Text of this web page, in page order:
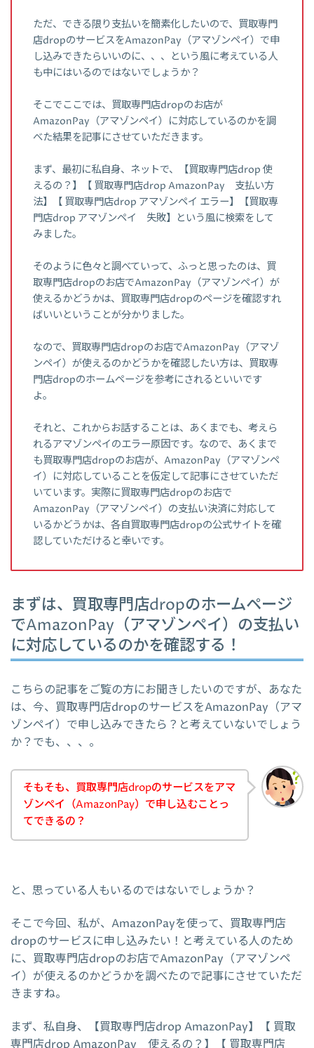
ただ、できる限り支払いを簡素化したいので、買取専門
店dropのサービスをAmazonPay（アマゾンペイ）で申
し込みできたらいいのに、、、という風に考えている人
も中にはいるのではないでしょうか？
そこでここでは、買取専門店dropのお店が
AmazonPay（アマゾンペイ）に対応しているのかを調
べた結果を記事にさせていただきます。
まず、最初に私自身、ネットで、【買取専門店drop 使
えるの？】【 買取専門店drop AmazonPay 支払い方
法】【 買取専門店drop アマゾンペイ エラー】【買取専
門店drop アマゾンペイ 失敗】という風に検索をして
みました。
そのように色々と調べていって、ふっと思ったのは、買
取専門店dropのお店でAmazonPay（アマゾンペイ）が
使えるかどうかは、買取専門店dropのページを確認すれ
ばいいということが分かりました。
なので、買取専門店dropのお店でAmazonPay（アマゾ
ンペイ）が使えるのかどうかを確認したい方は、買取専
門店dropのホームページを参考にされるといいです
よ。
それと、これからお話することは、あくまでも、考えら
れるアマゾンペイのエラー原因です。なので、あくまで
も買取専門店dropのお店が、AmazonPay（アマゾンペ
イ）に対応していることを仮定して記事にさせていただ
いています。実際に買取専門店dropのお店で
AmazonPay（アマゾンペイ）の支払い決済に対応して
いるかどうかは、各自買取専門店dropの公式サイトを確
認していただけると幸いです。
まずは、買取専門店dropのホームページ
でAmazonPay（アマゾンペイ）の支払い
に対応しているのかを確認する！
こちらの記事をご覧の方にお聞きしたいのですが、あなた
は、今、買取専門店dropのサービスをAmazonPay（アマ
ゾンペイ）で申し込みできたら？と考えていないでしょう
か？でも、、、。
そもそも、買取専門店dropのサービスをアマ
ゾンペイ（AmazonPay）で申し込むことっ
てできるの？
と、思っている人もいるのではないでしょうか？
そこで今回、私が、AmazonPayを使って、買取専門店
dropのサービスに申し込みたい！と考えている人のため
に、買取専門店dropのお店でAmazonPay（アマゾンペ
イ）が使えるのかどうかを調べたので記事にさせていただ
きますね。
まず、私自身、【買取専門店drop AmazonPay】【 買取
専門店drop AmazonPay 使えるの？】【 買取専門店